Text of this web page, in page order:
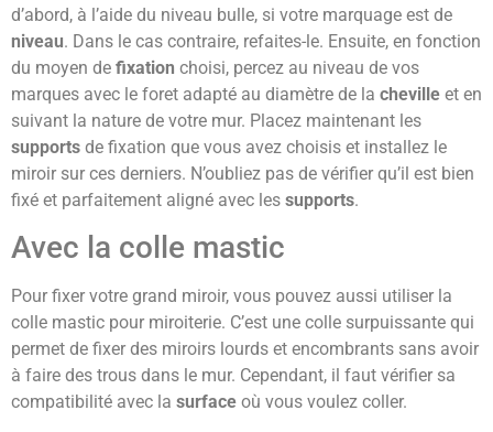
d’abord, à l’aide du niveau bulle, si votre marquage est de
niveau. Dans le cas contraire, refaites-le. Ensuite, en fonction
du moyen de fixation choisi, percez au niveau de vos
marques avec le foret adapté au diamètre de la cheville et en
suivant la nature de votre mur. Placez maintenant les
supports de fixation que vous avez choisis et installez le
miroir sur ces derniers. N’oubliez pas de vérifier qu’il est bien
fixé et parfaitement aligné avec les supports.
Avec la colle mastic
Pour fixer votre grand miroir, vous pouvez aussi utiliser la
colle mastic pour miroiterie. C’est une colle surpuissante qui
permet de fixer des miroirs lourds et encombrants sans avoir
à faire des trous dans le mur. Cependant, il faut vérifier sa
compatibilité avec la surface où vous voulez coller.